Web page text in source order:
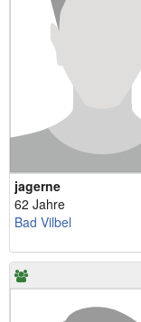
jagerne
62 Jahre
Bad Vilbel